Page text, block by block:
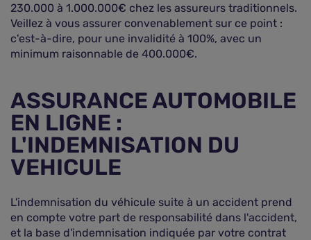
230.000 à 1.000.000€ chez les assureurs traditionnels.
Veillez à vous assurer convenablement sur ce point :
c'est-à-dire, pour une invalidité à 100%, avec un
minimum raisonnable de 400.000€.
ASSURANCE AUTOMOBILE
EN LIGNE :
L'INDEMNISATION DU
VEHICULE
L'indemnisation du véhicule suite à un accident prend
en compte votre part de responsabilité dans l'accident,
et la base d'indemnisation indiquée par votre contrat